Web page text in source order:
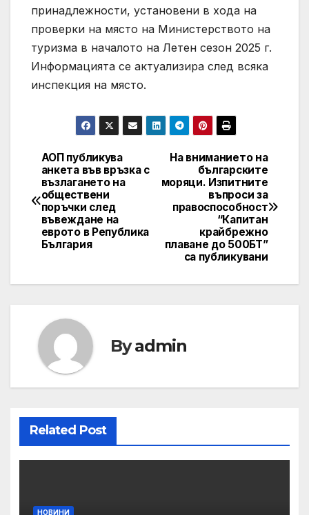
принадлежности, установени в хода на
проверки на място на Министерството на
туризма в началото на Летен сезон 2025 г.
Информацията се актуализира след всяка
инспекция на място.
Post
navigation
На вниманието на
българските
моряци. Изпитните
въпроси за
правоспособност
“Капитан
крайбрежно
плаване до 500БТ”
са публикувани
АОП публикува
анкета във връзка с
възлагането на
обществени
поръчки след
въвеждане на
еврото в Република
България
Byadmin
Related Post
НОВИНИ